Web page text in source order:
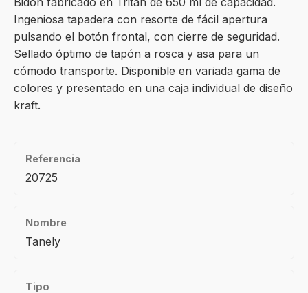
Ingeniosa tapadera con resorte de fácil apertura
pulsando el botón frontal, con cierre de seguridad.
Sellado óptimo de tapón a rosca y asa para un
cómodo transporte. Disponible en variada gama de
colores y presentado en una caja individual de diseño
kraft.
Referencia
20725
Nombre
Tanely
Tipo